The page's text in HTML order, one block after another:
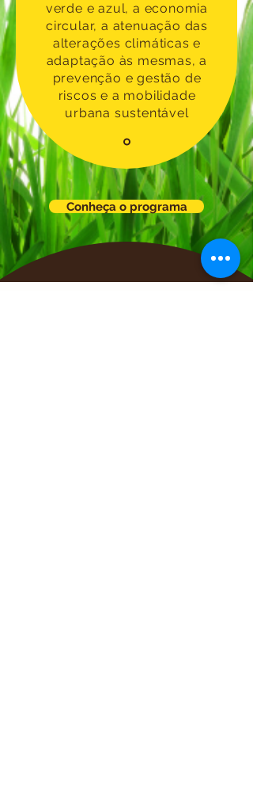
verde e azul, a economia
circular, a atenuação das
alterações climáticas e
adaptação às mesmas, a
prevenção e gestão de
riscos e a mobilidade
urbana sustentável
Conheça o programa